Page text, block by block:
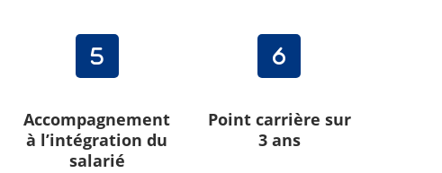
Accompagnement
à l’intégration du
salarié
Point carrière sur
3 ans